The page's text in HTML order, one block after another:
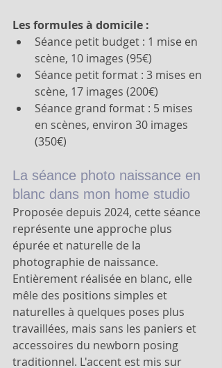
Les formules à domicile :
Séance petit budget : 1 mise en
scène, 10 images (95€)
Séance petit format : 3 mises en
scène, 17 images (200€)
Séance grand format : 5 mises
en scènes, environ 30 images
(350€)
La séance photo naissance en
blanc dans mon home studio
Proposée depuis 2024, cette séance
représente une approche plus
épurée et naturelle de la
photographie de naissance.
Entièrement réalisée en blanc, elle
mêle des positions simples et
naturelles à quelques poses plus
travaillées, mais sans les paniers et
accessoires du newborn posing
traditionnel. L'accent est mis sur